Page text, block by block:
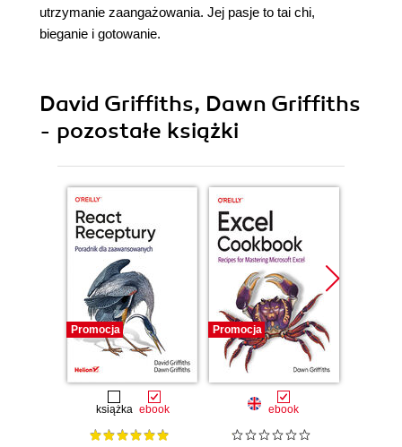
utrzymanie zaangażowania. Jej pasje to tai chi,
bieganie i gotowanie.
David Griffiths, Dawn Griffiths
- pozostałe książki
Promocja
książka ebook
Promocja
ebook